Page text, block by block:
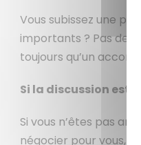
Vous subissez une
importants ? Pas de
toujours qu’un
Si la discussion est
Si vous n’êtes pas
négocier pour vous,